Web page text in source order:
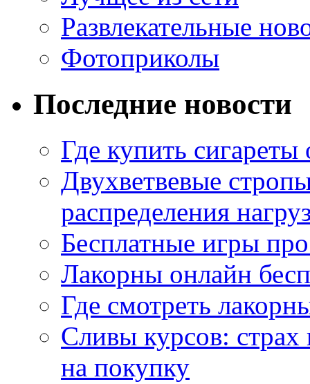
Развлекательные
Фотоприколы
Последние новости
Где купить
Двухветвевые
распределения
Бесплатные игры
Лакорны онлайн
Где смотреть
Сливы курсов:
на покупку